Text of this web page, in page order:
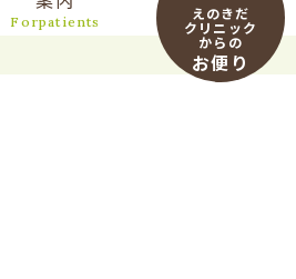
えのきだ
クリニック
からの
お便り
Forpatients